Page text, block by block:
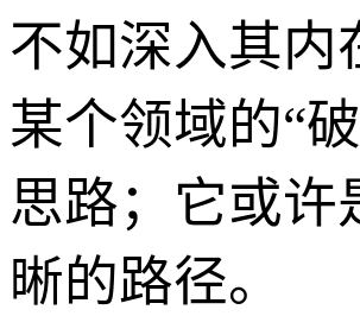
不如深入其内
某个领域的“
思路；它或许
晰的路径。